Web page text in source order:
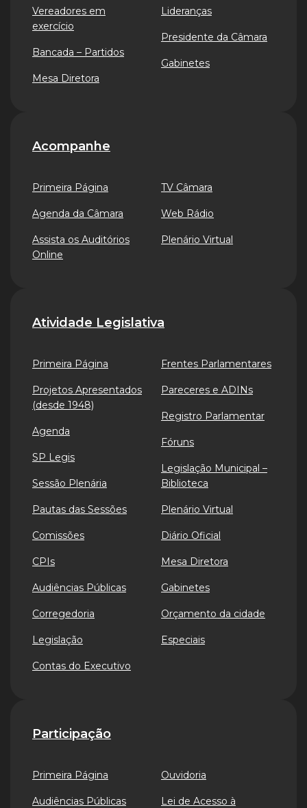
Vereadores em
exercício
Bancada – Partidos
Mesa Diretora
Lideranças
Presidente da Câmara
Gabinetes
Acompanhe
Primeira Página
Agenda da Câmara
Assista os Auditórios
Online
TV Câmara
Web Rádio
Plenário Virtual
Atividade Legislativa
Primeira Página
Projetos Apresentados
(desde 1948)
Agenda
SP Legis
Sessão Plenária
Pautas das Sessões
Comissões
CPIs
Audiências Públicas
Corregedoria
Legislação
Contas do Executivo
Frentes Parlamentares
Pareceres e ADINs
Registro Parlamentar
Fóruns
Legislação Municipal –
Biblioteca
Plenário Virtual
Diário Oficial
Mesa Diretora
Gabinetes
Orçamento da cidade
Especiais
Participação
Primeira Página
Audiências Públicas
Ouvidoria
Lei de Acesso à